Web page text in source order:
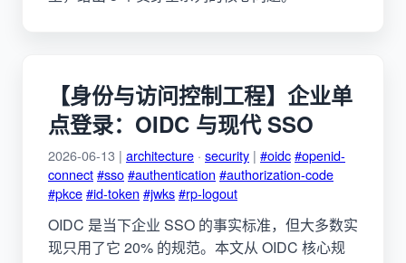
【身份与访问控制工程】企业单
点登录：OIDC 与现代 SSO
2026-06-13 | architecture · security | #oidc#openid-
connect#sso#authentication #authorization-code
#pkce#id-token #jwks#rp-logout
OIDC 是当下企业 SSO 的事实标准，但大多数实
现只用了它 20% 的规范。本文从 OIDC 核心规